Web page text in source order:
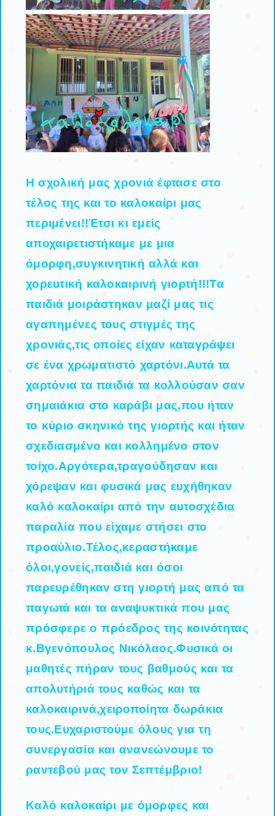
Η σχολική μας χρονιά έφτασε στο
τέλος της και το καλοκαίρι μας
περιμένει!!Έτσι κι εμείς
αποχαιρετιστήκαμε με μια
όμορφη,συγκινητική αλλά και
χορευτική καλοκαιρινή γιορτή!!!Τα
παιδιά μοιράστηκαν μαζί μας τις
αγαπημένες τους στιγμές της
χρονιάς,τις οποίες είχαν καταγράψει
σε ένα χρωματιστό χαρτόνι.Αυτά τα
χαρτόνια τα παιδιά τα κολλούσαν σαν
σημαιάκια στο καράβι μας,που ήταν
το κύριο σκηνικό της γιορτής και ήταν
σχεδιασμένο και κολλημένο στον
τοίχο.Αργότερα,τραγούδησαν και
χόρεψαν και φυσικά μας ευχήθηκαν
καλό καλοκαίρι από την αυτοσχέδια
παραλία που είχαμε στήσει στο
προαύλιο.Τέλος,κεραστήκαμε
όλοι,γονείς,παιδιά και όσοι
παρευρέθηκαν στη γιορτή μας από τα
παγωτά και τα αναψυκτικά που μας
πρόσφερε ο πρόεδρος της κοινότητας
κ.Βγενόπουλος Νικόλαος.Φυσικά οι
μαθητές πήραν τους βαθμούς και τα
απολυτήριά τους καθώς και τα
καλοκαιρινά,χειροποίητα δωράκια
τους.Ευχαριστούμε όλους για τη
συνεργασία και ανανεώνουμε το
ραντεβού μας τον Σεπτέμβριο!
Καλό καλοκαίρι με όμορφες και